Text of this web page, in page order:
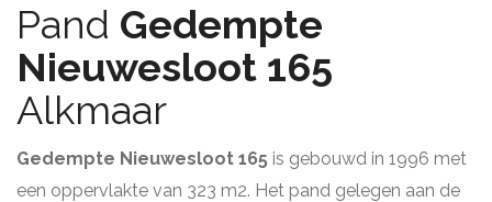
Pand Gedempte
Nieuwesloot 165
Alkmaar
Gedempte Nieuwesloot 165 is gebouwd in 1996 met
een oppervlakte van 323 m2. Het pand gelegen aan de